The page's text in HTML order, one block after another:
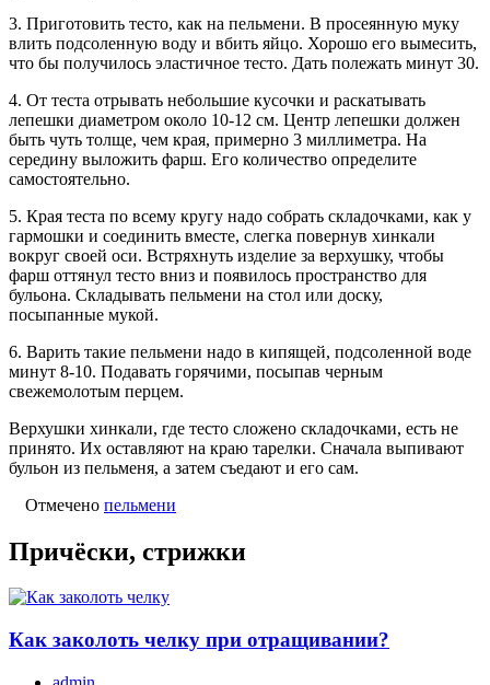
3. Приготовить тесто, как на пельмени. В просеянную муку
влить подсоленную воду и вбить яйцо. Хорошо его вымесить,
что бы получилось эластичное тесто. Дать полежать минут 30.
4. От теста отрывать небольшие кусочки и раскатывать
лепешки диаметром около 10-12 см. Центр лепешки должен
быть чуть толще, чем края, примерно 3 миллиметра. На
середину выложить фарш. Его количество определите
самостоятельно.
5. Края теста по всему кругу надо собрать складочками, как у
гармошки и соединить вместе, слегка повернув хинкали
вокруг своей оси. Встряхнуть изделие за верхушку, чтобы
фарш оттянул тесто вниз и появилось пространство для
бульона. Складывать пельмени на стол или доску,
посыпанные мукой.
6. Варить такие пельмени надо в кипящей, подсоленной воде
минут 8-10. Подавать горячими, посыпав черным
свежемолотым перцем.
Верхушки хинкали, где тесто сложено складочками, есть не
принято. Их оставляют на краю тарелки. Сначала выпивают
бульон из пельменя, а затем съедают и его сам.
Отмечено пельмени
Причёски, стрижки
Как заколоть челку при отращивании?